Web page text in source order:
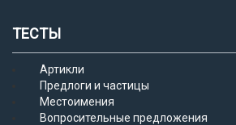
ТЕСТЫ
Артикли
Предлоги и частицы
Местоимения
Вопросительные предложения